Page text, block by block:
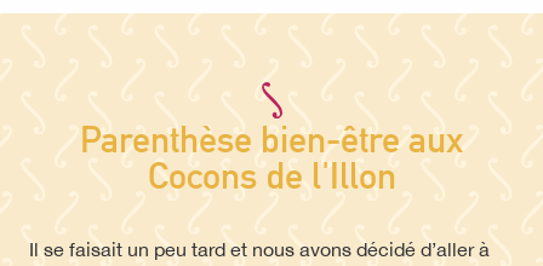
Parenthèse bien-être aux
Cocons de l'Illon
Il se faisait un peu tard et nous avons décidé d’aller à